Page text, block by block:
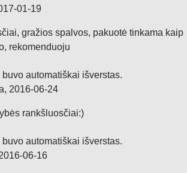
gražios spalvos, pakuotė tinkama kaip
rekomenduoju
automatiškai išverstas.
, 2016‑06‑24
rankšluosčiai:)
automatiškai išverstas.